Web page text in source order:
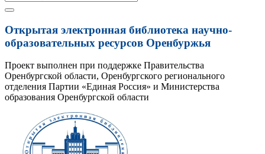
Открытая электронная библиотека научно-
образовательных ресурсов Оренбуржья
Проект выполнен при поддержке Правительства
Оренбургской области, Оренбургского регионального
отделения Партии «Единая Россия» и Министерства
образования Оренбургской области